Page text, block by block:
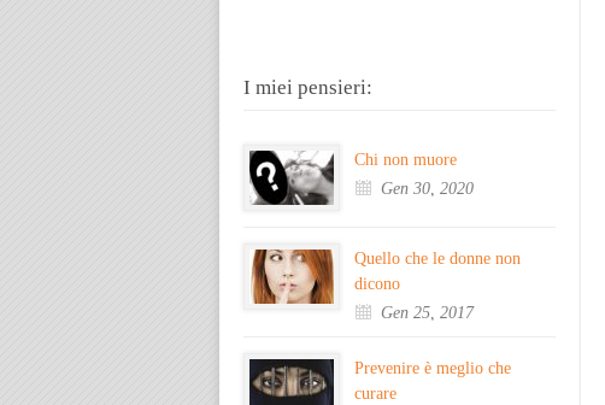
I miei pensieri:
Chi non muore
Gen 30, 2020
Quello che le donne non
dicono
Gen 25, 2017
Prevenire è meglio che
curare